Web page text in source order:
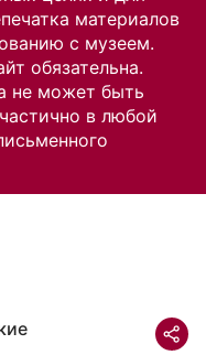
материалов
с музеем.
обязательна.
не может быть
в любой